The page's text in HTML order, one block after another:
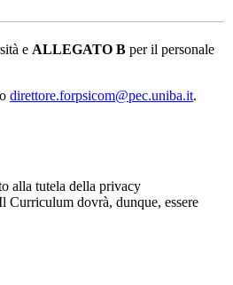
e ALLEGATO B per il personale
direttore.forpsicom@pec.uniba.it.
alla tutela della privacy
Curriculum dovrà, dunque, essere